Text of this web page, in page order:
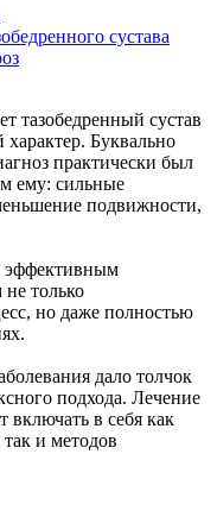
сустава
тазобедренный сустав
Буквально
практически был
ему: сильные
подвижности,
эффективным
только
но даже полностью
дало толчок
подхода. Лечение
включать в себя как
и методов